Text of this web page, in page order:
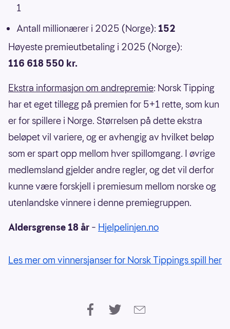
1
Antall millionærer i 2025 (Norge): 152
Høyeste premieutbetaling i 2025 (Norge):
116 618 550 kr.
Ekstra informasjon om andrepremie: Norsk Tipping
har et eget tillegg på premien for 5+1 rette, som kun
er for spillere i Norge. Størrelsen på dette ekstra
beløpet vil variere, og er avhengig av hvilket beløp
som er spart opp mellom hver spillomgang. I øvrige
medlemsland gjelder andre regler, og det vil derfor
kunne være forskjell i premiesum mellom norske og
utenlandske vinnere i denne premiegruppen.
Aldersgrense 18 år – Hjelpelinjen.no
Les mer om vinnersjanser for Norsk Tippings spill her